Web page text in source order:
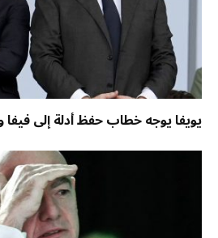
يويفا يوجه خطاب حفظ أدلة إلى فيفا